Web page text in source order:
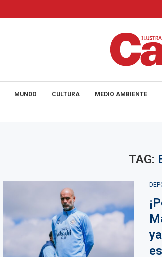
MUNDO CULTURA MEDIO AMBIENTE
TAG: